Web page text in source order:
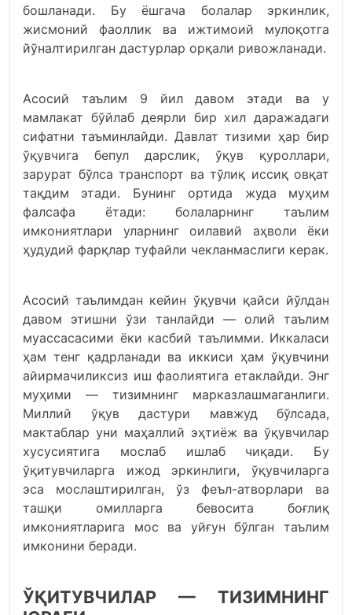
бошланади. Бу ёшгача болалар эркинлик,
жисмоний фаоллик ва ижтимоий мулоқотга
йўналтирилган дастурлар орқали ривожланади.
Асосий таълим 9 йил давом этади ва у
мамлакат бўйлаб деярли бир хил даражадаги
сифатни таъминлайди. Давлат тизими ҳар бир
ўқувчига бепул дарслик, ўқув қуроллари,
зарурат бўлса транспорт ва тўлиқ иссиқ овқат
тақдим этади. Бунинг ортида жуда муҳим
фалсафа ётади: болаларнинг таълим
имкониятлари уларнинг оилавий аҳволи ёки
ҳудудий фарқлар туфайли чекланмаслиги керак.
Асосий таълимдан кейин ўқувчи қайси йўлдан
давом этишни ўзи танлайди — олий таълим
муассасасими ёки касбий таълимми. Иккаласи
ҳам тенг қадрланади ва иккиси ҳам ўқувчини
айирмачиликсиз иш фаолиятига етаклайди. Энг
муҳими — тизимнинг марказлашмаганлиги.
Миллий ўқув дастури мавжуд бўлсада,
мактаблар уни маҳаллий эҳтиёж ва ўқувчилар
хусусиятига мослаб ишлаб чиқади. Бу
ўқитувчиларга ижод эркинлиги, ўқувчиларга
эса мослаштирилган, ўз феъл-атворлари ва
ташқи омилларга бевосита боғлиқ
имкониятларига мос ва уйғун бўлган таълим
имконини беради.
ЎҚИТУВЧИЛАР — ТИЗИМНИНГ